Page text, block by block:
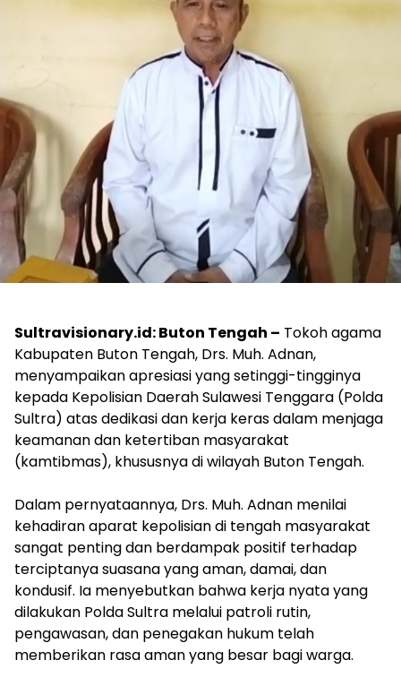
Sultravisionary.id: Buton Tengah – Tokoh agama
Kabupaten Buton Tengah, Drs. Muh. Adnan,
menyampaikan apresiasi yang setinggi-tingginya
kepada Kepolisian Daerah Sulawesi Tenggara (Polda
Sultra) atas dedikasi dan kerja keras dalam menjaga
keamanan dan ketertiban masyarakat
(kamtibmas), khususnya di wilayah Buton Tengah.
Dalam pernyataannya, Drs. Muh. Adnan menilai
kehadiran aparat kepolisian di tengah masyarakat
sangat penting dan berdampak positif terhadap
terciptanya suasana yang aman, damai, dan
kondusif. Ia menyebutkan bahwa kerja nyata yang
dilakukan Polda Sultra melalui patroli rutin,
pengawasan, dan penegakan hukum telah
memberikan rasa aman yang besar bagi warga.